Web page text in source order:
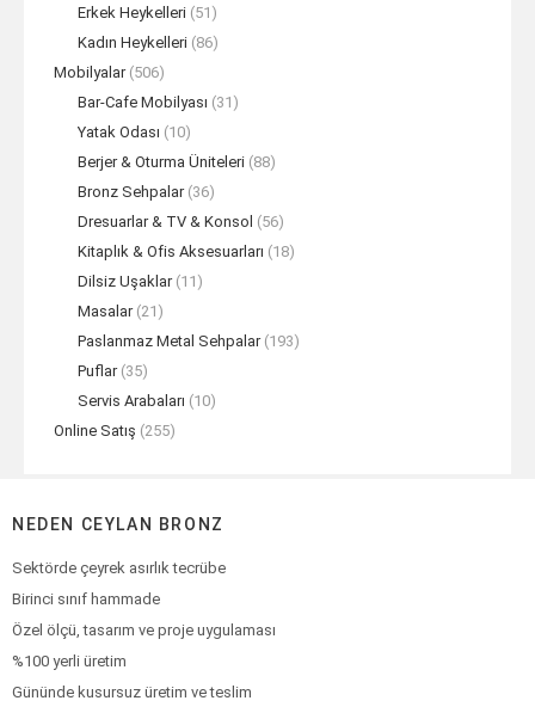
Erkek Heykelleri (51)
Kadın Heykelleri (86)
Mobilyalar (506)
Bar-Cafe Mobilyası (31)
Yatak Odası (10)
Berjer & Oturma Üniteleri (88)
Bronz Sehpalar (36)
Dresuarlar & TV & Konsol (56)
Kitaplık & Ofis Aksesuarları (18)
Dilsiz Uşaklar (11)
Masalar (21)
Paslanmaz Metal Sehpalar (193)
Puflar (35)
Servis Arabaları (10)
Online Satış (255)
NEDEN CEYLAN BRONZ
Sektörde çeyrek asırlık tecrübe
Birinci sınıf hammade
Özel ölçü, tasarım ve proje uygulaması
%100 yerli üretim
Gününde kusursuz üretim ve teslim